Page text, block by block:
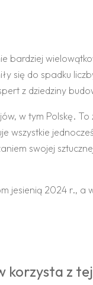
się do spadku
z dziedziny
w tym Polskę.
wszystkie
swojej
jesienią 2024 r.,
z